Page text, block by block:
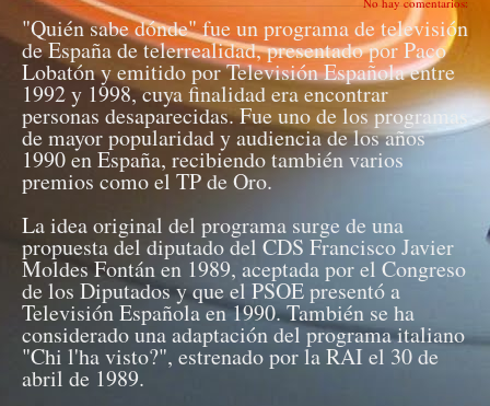
"Quién sabe dónde" fue un programa de televisión
de España de telerrealidad, presentado por Paco
Lobatón y emitido por Televisión Española entre
1992 y 1998, cuya finalidad era encontrar
personas desaparecidas. Fue uno de los programas
de mayor popularidad y audiencia de los años
1990 en España, recibiendo también varios
premios como el TP de Oro.
La idea original del programa surge de una
propuesta del diputado del CDS Francisco Javier
Moldes Fontán en 1989, aceptada por el Congreso
de los Diputados y que el PSOE presentó a
Televisión Española en 1990. También se ha
considerado una adaptación del programa italiano
"Chi l'ha visto?", estrenado por la RAI el 30 de
abril de 1989.